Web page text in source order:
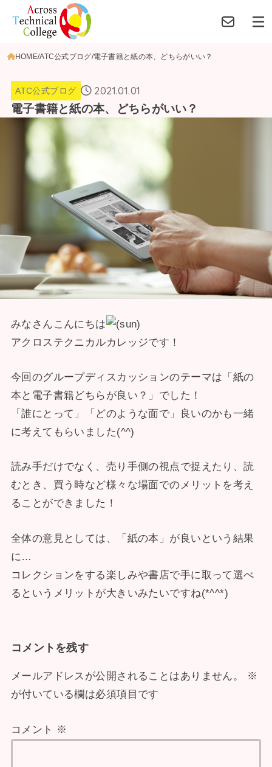
HOME ATC公式ブログ 電子書籍と紙の本、どちらがいい？
ATC公式ブログ
2021.01.01
電子書籍と紙の本、どちらがいい？
みなさんこんにちは
アクロステクニカルカレッジです！
今回のグループディスカッションのテーマは「紙の
本と電子書籍どちらが良い？」でした！
「誰にとって」「どのような面で」良いのかも一緒
に考えてもらいました(^^)
読み手だけでなく、売り手側の視点で捉えたり、読
むとき、買う時など様々な場面でのメリットを考え
ることができました！
全体の意見としては、「紙の本」が良いという結果
に…
コレクションをする楽しみや書店で手に取って選べ
るというメリットが大きいみたいですね(*^^*)
コメントを残す
メールアドレスが公開されることはありません。
※
が付いている欄は必須項目です
コメント ※